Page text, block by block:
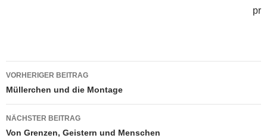
pr
Beitragsnavigation
VORHERIGER BEITRAG
Müllerchen und die Montage
NÄCHSTER BEITRAG
Von Grenzen, Geistern und Menschen